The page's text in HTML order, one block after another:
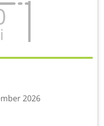
2026